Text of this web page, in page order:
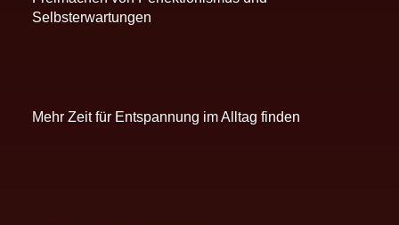
Selbsterwartungen
Mehr Zeit für Entspannung im Alltag finden